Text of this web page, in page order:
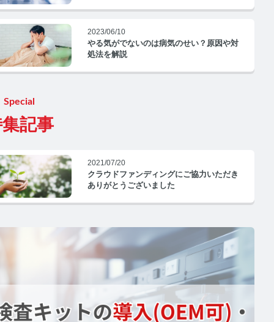
2023/06/10
やる気がでないのは病気のせい？原因や対
処法を解説
記事
Special
2021/07/20
クラウドファンディングにご協力いただき
ありがとうございました